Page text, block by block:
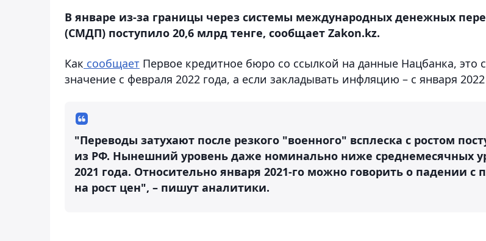
В январе из-за границы через системы международных денежных
(СМДП) поступило 20,6 млрд тенге, сообщает Zakon.kz.
Как сообщает Первое кредитное бюро со ссылкой на данные Нацбанка, это
значение с февраля 2022 года, а если закладывать инфляцию – с января 2022
"Переводы затухают после резкого "военного" всплеска с ростом
из РФ. Нынешний уровень даже номинально ниже среднемесячных
2021 года. Относительно января 2021-го можно говорить о падении с
на рост цен", – пишут аналитики.